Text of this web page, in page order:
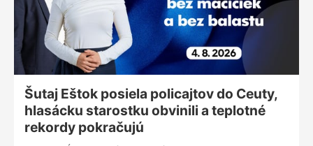
Šutaj Eštok posiela policajtov do Ceuty,
hlasácku starostku obvinili a teplotné
rekordy pokračujú